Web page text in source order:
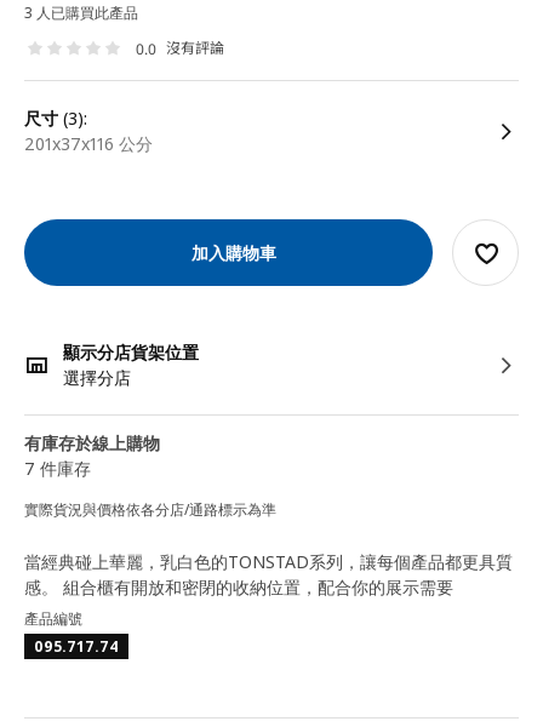
3 人已購買此產品
0.0 沒有評論
尺寸 (3):
201x37x116 公分
加入購物車
顯示分店貨架位置
選擇分店
有庫存於線上購物
7 件庫存
實際貨況與價格依各分店/通路標示為準
當經典碰上華麗，乳白色的TONSTAD系列，讓每個產品都更具質
感。 組合櫃有開放和密閉的收納位置，配合你的展示需要
產品編號
095.717.74